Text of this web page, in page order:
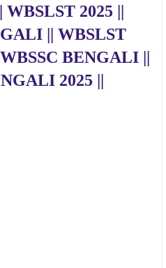
WBSLST 2025 ||
|| WBSLST
BENGALI ||
2025 ||